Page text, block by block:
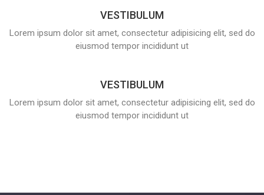
VESTIBULUM
Lorem ipsum dolor sit amet, consectetur adipisicing elit, sed do
eiusmod tempor incididunt ut
VESTIBULUM
Lorem ipsum dolor sit amet, consectetur adipisicing elit, sed do
eiusmod tempor incididunt ut